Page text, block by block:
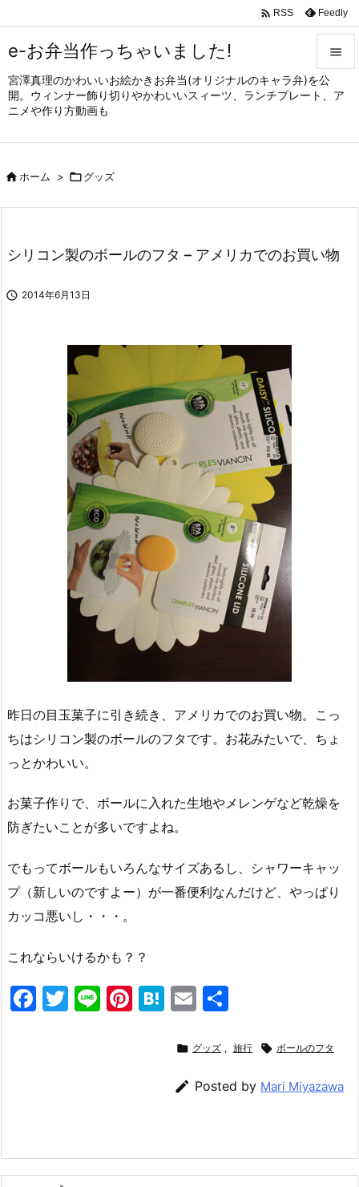
e-お弁当作っちゃいました!
宮澤真理のかわいいお絵かきお弁当(オリジナルのキャラ弁)を公
開。ウィンナー飾り切りやかわいいスィーツ、ランチプレート、ア
ニメや作り方動画も


メニュ
サイド


検索
 RSS Feedly
ホーム > グッズ
シリコン製のボールのフタ – アメリカでのお買い物
 2014年6月13日
昨日の目玉菓子に引き続き、アメリカでのお買い物。こっ
ちはシリコン製のボールのフタです。お花みたいで、ちょ
っとかわいい。
お菓子作りで、ボールに入れた生地やメレンゲなど乾燥を
防ぎたいことが多いですよね。
でもってボールもいろんなサイズあるし、シャワーキャッ
プ（新しいのですよー）が一番便利なんだけど、やっぱり
カッコ悪いし・・・。
これならいけるかも？？
F
o
k
T
Li Pi H
e
a
E
ai
l
 グッズ , 旅行  ボールのフタ
 Posted by Mari Miyazawa